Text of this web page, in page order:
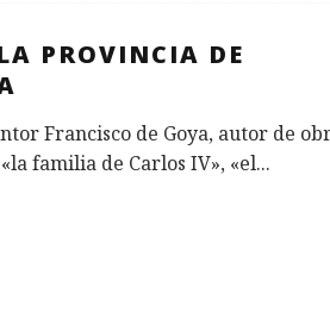
PROVINCIA DE
Francisco de Goya, autor de
familia de Carlos IV», «el...